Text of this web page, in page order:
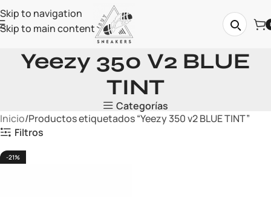
Skip to navigation
Skip to main content
Yeezy 350 V2 BLUE
TINT
Categorías
Inicio Productos etiquetados “Yeezy 350 v2 BLUE TINT”
Filtros
-21%